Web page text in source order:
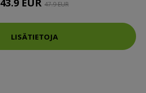
43.9 EUR 47.9 EUR
LISÄTIETOJA